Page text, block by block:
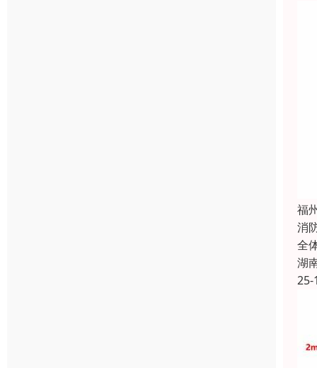
福
消
全
湖
25-